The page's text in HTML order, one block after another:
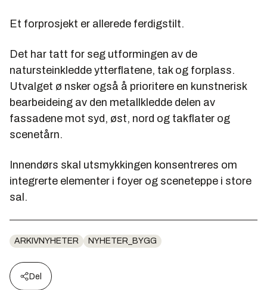
Et forprosjekt er allerede ferdigstilt.
Det har tatt for seg utformingen av de
natursteinkledde ytterflatene, tak og forplass.
Utvalget ø nsker også å prioritere en kunstnerisk
bearbeideing av den metallkledde delen av
fassadene mot syd, øst, nord og takflater og
scenetårn.
Innendørs skal utsmykkingen konsentreres om
integrerte elementer i foyer og sceneteppe i store
sal.
ARKIVNYHETER NYHETER_BYGG
Del